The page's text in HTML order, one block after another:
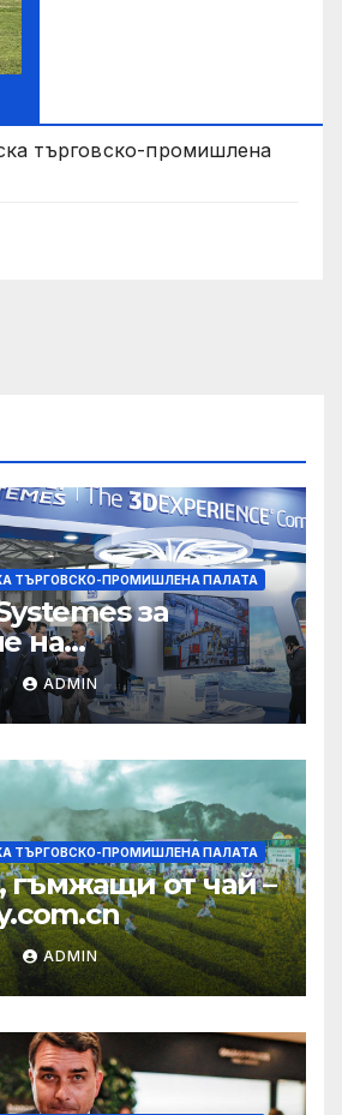
търговско-промишлена
ТЪРГОВСКО-ПРОМИШЛЕНА ПАЛАТА
за
на
на AI
в Китай
ADMIN
ТЪРГОВСКО-ПРОМИШЛЕНА ПАЛАТА
гъмжащи от чай –
ADMIN